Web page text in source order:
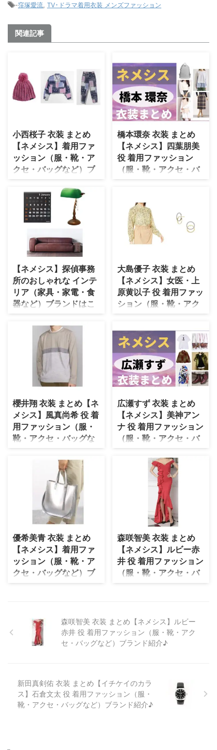
-窪塚愛流 TV･ドラマ着用衣装 メンズファッション
関連記事
小西桜子 衣装 まとめ
【ネメシス】着用ファ
ッション（服・靴・ア
クセ・バッグなど）ブ
ランド紹介♪
小西桜子さんがドラマ【ネメシ
ス】で着用しているファッショ
ン・衣装（服・バッグ・アクセサ
リー・腕時計・靴など）のブラン
います♪(*^^*)【随時チェックし
て更新！ 小西桜子さんのプロフ
したドラマの衣装 生年月日 1998
年3月29日(歳) 身長 164cm ドラ
マ衣装 そこから先は地獄 ⇒ 小西
桜子さんの衣装を全部チェック！
ぜひブックマークしてお楽しみ
クしていきましょう〜！！
橋本環奈 衣装 まとめ
【ネメシス】四葉朋美
役 着用ファッション
（服・靴・アクセ・バ
ッグなど）ブランド紹
橋本環奈さんがドラマ【ネメシ
ス】四葉朋美（よつば ともみ）
役で着用しているファッション・
衣装（服・バッグ・アクセサリ
ー・腕時計・靴など）のブランド
ます♪(*^^*)【随時チェックして
更新！】 【メインビジュアル解
禁📸】 ポップさとワクワク感 だ
けでなく‼️ なんと、#ネメシス の
物語全体の 〈謎〉を紐解くキー
ワードが このビジュアルに 散り
もまだこれ、 完成版じゃないと
い ...
【ネメシス】探偵事務
所のおしゃれな インテ
リア（家具・家電・食
器など）ブランドはこ
ちら♫
ネメシスの探偵事務所のインテリ
ア（ソファやランプ・卓上カレン
ダー）雑貨・家電・キッチン用品
や食器などなど♪のブランドを随
時調べて紹介していきます
♪(*^^*) 《フジテレビ》2021年
春ドラマ♪ ぜひブックマークな
では早速チェックしていきましょ
う〜！！ ネメシスの探偵事務所
のインテリア（ソファ・ランプ・
卓上カレンダー）のブランドはこ
商品をみる♫ グリー ...
大島優子 衣装 まとめ
【ネメシス】女医・上
原黄以子 役 着用ファッ
ション（服・靴・アク
セ・バッグなど）ブラ
大島優子さんがドラマ【ネメシ
ス】女医の上原黄以子（うえはら
きいこ）役で着用しているファッ
ション・衣装（服・バッグ・アク
セサリー・腕時計・靴など）のブ
ランドやコーデを最終話までまと
めています♪(*^^*)【随時チェッ
クして更新！】 【メインビジュ
アル解禁📸】 ポップさとワクワ
ク感 だけでなく‼️ なんと、#ネメ
シス の物語全体の 〈謎〉を紐解
くキーワードが このビジュアル
に 散りばめられているとか…😳
🗝 しかもまだこれ、 完成版じゃ
櫻井翔 衣装 まとめ【ネ
メシス】風真尚希 役 着
用ファッション（服・
靴・アクセ・バッグな
ど）ブランド紹介♪
櫻井翔さんがドラマ【ネメシス】
風真尚希（かざま なおき）役で
着用しているファッション・衣装
（服・バッグ・アクセサリー・腕
時計・靴など）のブランドやコー
デを最終話までまとめています
♪(*^^*)【随時チェックして更
📸】 ポップさとワクワク感 だけ
でなく‼️ なんと、#ネメシス の物
語全体の 〈謎〉を紐解くキーワ
ードが このビジュアルに 散りば
められているとか…😳🗝 しかも
広瀬すず 衣装 まとめ
【ネメシス】美神アン
ナ 役 着用ファッション
（服・靴・アクセ・バ
ッグなど）ブランド紹
広瀬すずさんがドラマ【ネメシ
ス】美神アンナ役で着用している
ファッション・衣装（服・バッ
グ・アクセサリー・腕時計・靴な
ど）のブランドやコーデを最終話
までまとめています♪(*^^*)【随
時チェックして更新！】 【メイ
ンビジュアル解禁📸】 ポップさ
とワクワク感 だけでなく‼️ なん
と、#ネメシス の物語全体の
〈謎〉を紐解くキーワードが こ
優希美青 衣装 まとめ
【ネメシス】着用ファ
ッション（服・靴・ア
クセ・バッグなど）ブ
ランド紹介♪
ン・衣装（服・バッグ・アクセサ
リー・腕時計・靴など）のブラン
ドやコーデを最終話までまとめて
います♪(*^^*)【随時チェックし
の物語全体の 〈謎〉を紐解くキ
ーワードが このビジュアルに 散
りばめられているとか…😳🗝 し
森咲智美 衣装 まとめ
【ネメシス】ルビー赤
井 役 着用ファッション
（服・靴・アクセ・バ
ッグなど）ブランド紹
ス】ルビー赤井役で着用している
ファッション・衣装（服・バッ
グ・アクセサリー・腕時計・靴な
ど）のブランドやコーデを最終話
とワクワク感 だけでなく‼️ なん
と、#ネメシス の物語全体の
〈謎〉を紐解くキーワードが こ
森咲智美 衣装 まとめ【ネメシス】ルビー
赤井 役 着用ファッション（服・靴・アク
セ・バッグなど）ブランド紹介♪
新田真剣佑 衣装 まとめ【イチケイのカラ
ス】石倉文太 役 着用ファッション（服・
靴・アクセ・バッグなど）ブランド紹介♪